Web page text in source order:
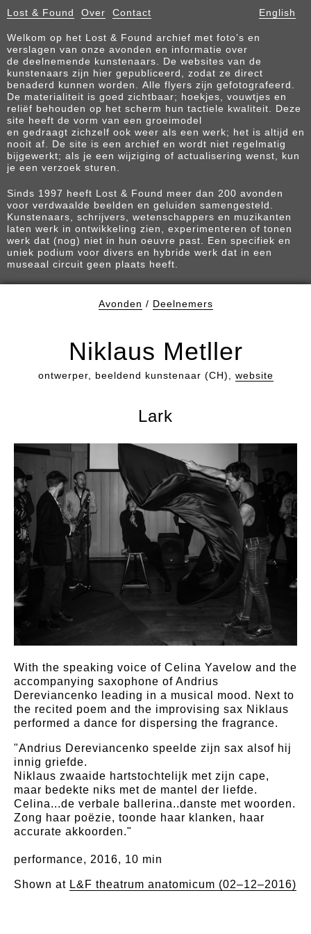
Lost & Found Over Contact English
Welkom op het Lost & Found archief met foto’s en
verslagen van onze avonden en informatie over
de deelnemende kunstenaars. De websites van de
kunstenaars zijn hier gepubliceerd, zodat ze direct
benaderd kunnen worden. Alle flyers zijn gefotografeerd.
De materialiteit is goed zichtbaar; hoekjes, vouwtjes en
reliëf behouden op het scherm hun tactiele kwaliteit. Deze
site heeft de vorm van een groeimodel
en gedraagt zichzelf ook weer als een werk; het is altijd en
nooit af. De site is een archief en wordt niet regelmatig
bijgewerkt; als je een wijziging of actualisering wenst, kun
je een verzoek sturen.
Sinds 1997 heeft Lost & Found meer dan 200 avonden
voor verdwaalde beelden en geluiden samengesteld.
Kunstenaars, schrijvers, wetenschappers en muzikanten
laten werk in ontwikkeling zien, experimenteren of tonen
werk dat (nog) niet in hun oeuvre past. Een specifiek en
uniek podium voor divers en hybride werk dat in een
museaal circuit geen plaats heeft.
Avonden / Deelnemers
Niklaus Metller
ontwerper, beeldend kunstenaar (CH), website
Lark
With the speaking voice of Celina Yavelow and the
accompanying saxophone of Andrius
Dereviancenko leading in a musical mood. Next to
the recited poem and the improvising sax Niklaus
performed a dance for dispersing the fragrance.
"Andrius Dereviancenko speelde zijn sax alsof hij
innig griefde.
Niklaus zwaaide hartstochtelijk met zijn cape,
maar bedekte niks met de mantel der liefde.
Celina...de verbale ballerina..danste met woorden.
Zong haar poëzie, toonde haar klanken, haar
accurate akkoorden."
​performance, 2016, 10 min
Shown at L&F theatrum anatomicum (02–12–2016)